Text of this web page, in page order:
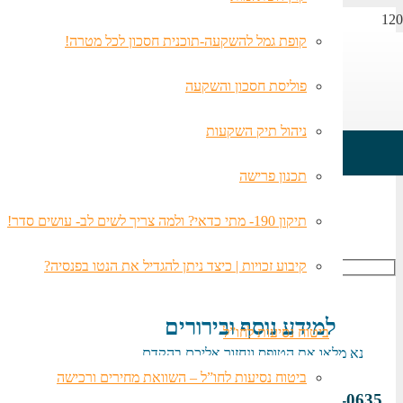
קופת גמל להשקעה-תוכנית חסכון לכל מטרה!
פוליסת חסכון והשקעה
ניהול תיק השקעות
תכנון פרישה
תיקון 190- מתי כדאי? ולמה צריך לשים לב- עושים סדר!
קיבוע זכויות | כיצד ניתן להגדיל את הנטו בפנסיה?
ביטוח נסיעות לחו”ל
ביטוח נסיעות לחו”ל – השוואת מחירים ורכישה
למידע נוסף ובירורים
נא מלאו את הטופס ונחזור אליכם בהקדם.